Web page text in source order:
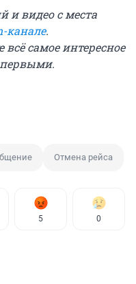
и видео с места
канале.
самое интересное
Отмена рейса
5 0